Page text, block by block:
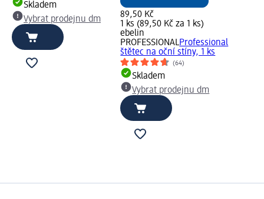
Skladem
Vybrat prodejnu dm
89,50 Kč
1 ks (89,50 Kč za 1 ks)
ebelin
PROFESSIONALProfessional
štětec na oční stíny, 1 ks
(64)
Skladem
Vybrat prodejnu dm